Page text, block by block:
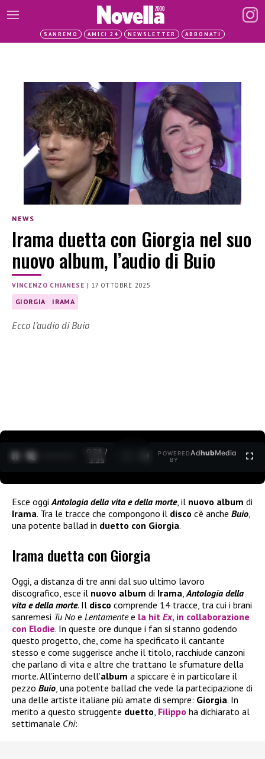
SANREMO AMICI 24 NEWSLETTER ABBONATI
NEWS
Irama duetta con Giorgia nel suo
nuovo album, l’audio di Buio
VINCENZO CHIANESE | 17 OTTOBRE 2025
GIORGIA IRAMA
Ecco l’audio di Buio
0:29 /
3:35
POWERED
BY
AdhubMedia
Esce oggi Antologia della vita e della morte, il nuovo album di
Irama. Tra le tracce che compongono il disco c’è anche Buio
una potente ballad in duetto con Giorgia.
Irama duetta con Giorgia
Oggi, a distanza di tre anni dal suo ultimo lavoro
discografico, esce il nuovo album di Irama,Antologia della
vita e della morte. Il disco comprende 14 tracce, tra cui i brani
sanremesi Tu No e Lentamentee la hit Ex, in collaborazione
con Elodie. In queste ore dunque i fan si stanno godendo
questo progetto, che, come ha specificato il cantante
stesso e come suggerisce anche il titolo, racchiude canzoni
che parlano di vita e altre che trattano le sfumature della
morte. All’interno dell’album a spiccare è in particolare il
pezzo Buio, una potente ballad che vede la partecipazione di
una delle artiste italiane più amate di sempre: Giorgia. In
merito a questo struggente duetto, Filippo ha dichiarato al
settimanale Chi: